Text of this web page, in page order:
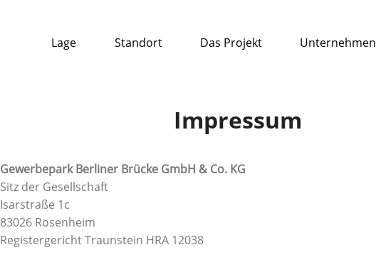
Lage Standort Das Projekt Unternehmen
Impressum
Gewerbepark Berliner Brücke GmbH & Co. KG
Sitz der Gesellschaft
Isarstraße 1c
83026 Rosenheim
Registergericht Traunstein HRA 12038